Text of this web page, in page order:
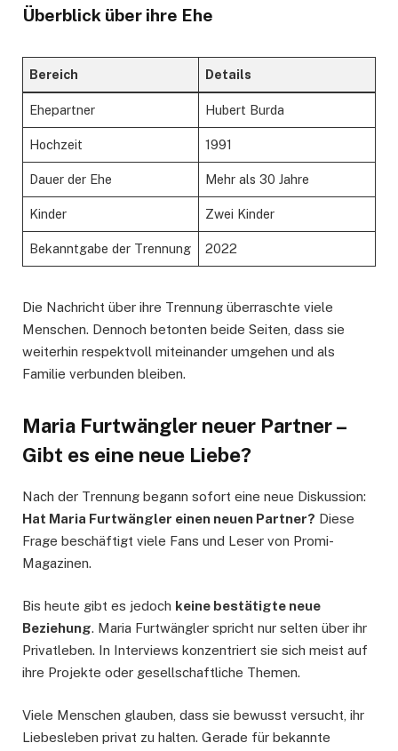
Überblick über ihre Ehe
Bereich Details
Ehepartner Hubert Burda
Hochzeit 1991
Dauer der Ehe Mehr als 30 Jahre
Kinder Zwei Kinder
Bekanntgabe der Trennung 2022
Die Nachricht über ihre Trennung überraschte viele
Menschen. Dennoch betonten beide Seiten, dass sie
weiterhin respektvoll miteinander umgehen und als
Familie verbunden bleiben.
Maria Furtwängler neuer Partner –
Gibt es eine neue Liebe?
Nach der Trennung begann sofort eine neue Diskussion:
Hat Maria Furtwängler einen neuen Partner? Diese
Frage beschäftigt viele Fans und Leser von Promi-
Magazinen.
Bis heute gibt es jedoch keine bestätigte neue
Beziehung. Maria Furtwängler spricht nur selten über ihr
Privatleben. In Interviews konzentriert sie sich meist auf
ihre Projekte oder gesellschaftliche Themen.
Viele Menschen glauben, dass sie bewusst versucht, ihr
Liebesleben privat zu halten. Gerade für bekannte